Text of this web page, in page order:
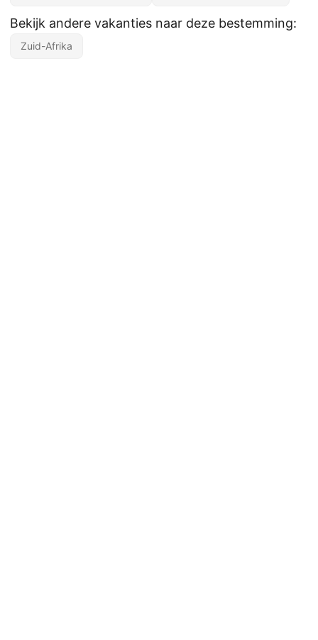
Bekijk andere vakanties naar deze bestemming:
Zuid-Afrika